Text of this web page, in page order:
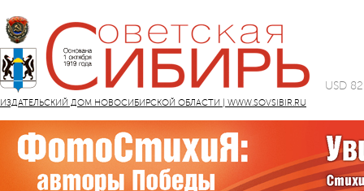
ИЗДАТЕЛЬСКИЙ ДОМ НОВОСИБИРСКОЙ ОБЛАСТИ | WWW.SOVSIBIR.RU
USD